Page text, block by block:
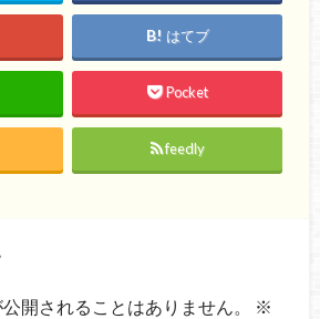
はてブ
Pocket
feedly
開されることはありません。
※